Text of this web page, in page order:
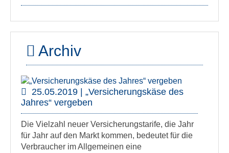
Archiv
25.05.2019 | „Versicherungskäse des
Jahres“ vergeben
Die Vielzahl neuer Versicherungstarife, die Jahr
für Jahr auf den Markt kommen, bedeutet für die
Verbraucher im Allgemeinen eine